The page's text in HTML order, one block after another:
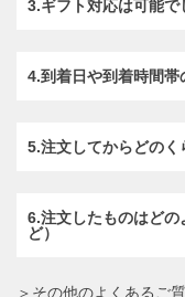
3.ギフト対応は可能で
4.到着日や到着時間帯
5.注文してからどのく
6.注文したものはど
ど）
＞その他のよくあるご